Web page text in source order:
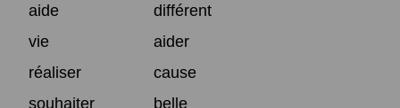
aide
différent
vie
aider
réaliser
cause
souhaiter
belle